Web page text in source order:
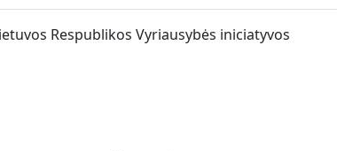
Respublikos Vyriausybės iniciatyvos